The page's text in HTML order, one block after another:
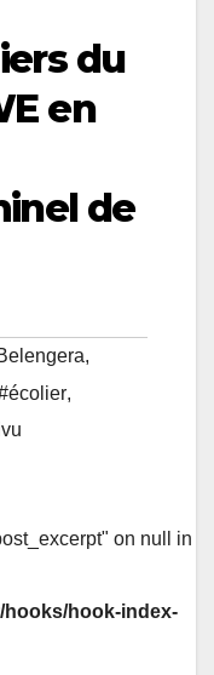
du
en
de
,
,
on null in
hooks/hook-index-